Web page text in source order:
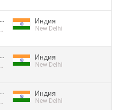
164.52.120.4:32824
(HK) Co
Индия
New Delhi
(HK) Co
Индия
New Delhi
(HK) Co
Индия
New Delhi